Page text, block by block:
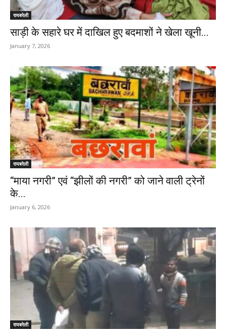
रायबरेली
साड़ी के सहारे घर में दाखिल हुए बदमाशों ने खेला खूनी...
January 7, 2026
रायबरेली
“माया नगरी” एवं “झीलों की नगरी” को जाने वाली ट्रेनों
के...
January 6, 2026
रायबरेली